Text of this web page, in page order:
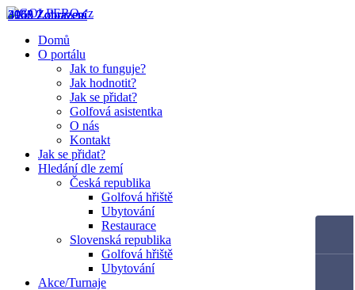
Domů
O portálu
Jak to funguje?
Jak hodnotit?
Jak se přidat?
Golfová asistentka
O nás
Kontakt
Jak se přidat?
Hledání dle zemí
Česká republika
Golfová hřiště
Ubytování
Restaurace
Slovenská republika
Golfová hřiště
Ubytování
Akce/Turnaje
3148 Zobrazení
4060 Zobrazení
3955 Zobrazení
4162 Zobrazení